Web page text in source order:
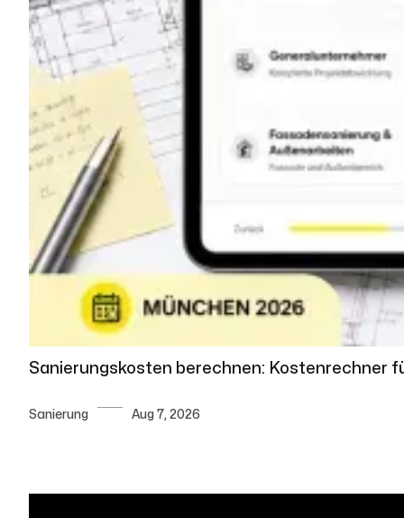
Sanierungskosten berechnen: Kostenrechner
Sanierung Aug 7, 2026